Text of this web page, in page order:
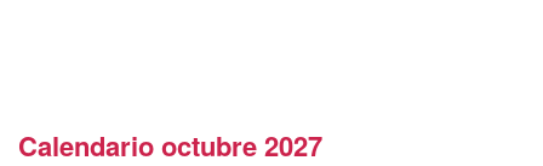
Calendario octubre 2027